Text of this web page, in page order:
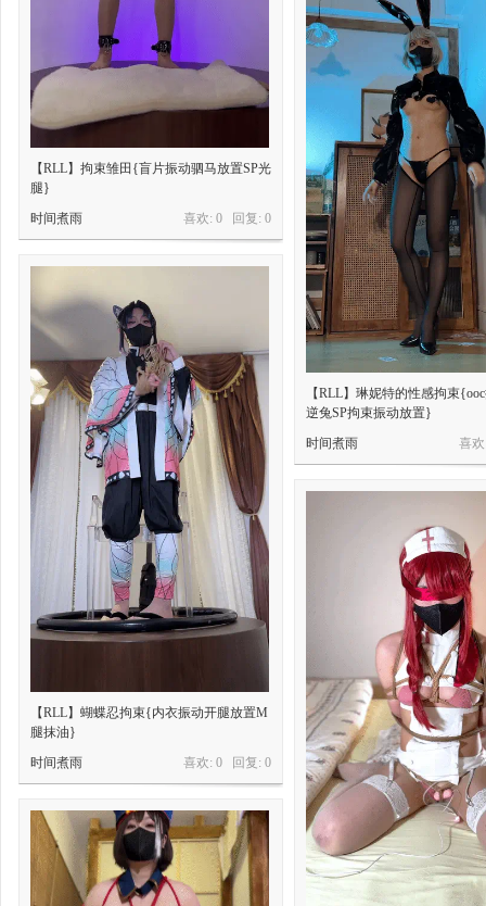
【RLL】拘束雏田{盲片振动驷马放置SP光
腿}
喜欢: 0 回复: 0
时间煮雨
【RLL】琳妮特的性感拘束
逆兔SP拘束振动放置}
喜
时间煮雨
【RLL】蝴蝶忍拘束{内衣振动开腿放置M
腿抹油}
喜欢: 0 回复: 0
时间煮雨